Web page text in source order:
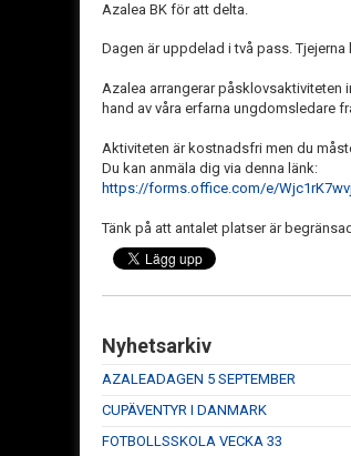
Azalea BK för att delta.
Dagen är uppdelad i två pass.
Azalea arrangerar påsklovsaktiviteten
hand av våra erfarna ungdomsledare
Aktiviteten är kostnadsfri men du
Du kan anmäla dig via denna länk:
https://forms.office.com/e/Wjc1rK7wvj
Tänk på att antalet platser är
Nyhetsarkiv
AZALEADAGEN 5 SEPTEMBER
CUPÄVENTYR I DANMARK
FOTBOLLSSKOLA VECKA 33